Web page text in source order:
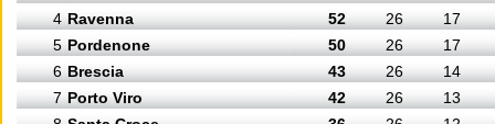
4 Ravenna 52 26
17
5 Pordenone 50 26
17
6 Brescia 43 26
14
7 Porto Viro 42 26
13